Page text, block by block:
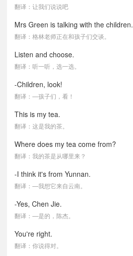
翻译：让我们说说吧
Mrs Green is talking with the children.
翻译：格林老师正在和孩子们交谈。
Listen and choose.
翻译：听一听，选一选。
-Children, look!
翻译：—孩子们，看！
This is my tea.
翻译：这是我的茶。
Where does my tea come from?
翻译：我的茶是从哪里来？
-I think it's from Yunnan.
翻译：—我想它来自云南。
-Yes, Chen Jie.
翻译：—是的，陈杰。
You're right.
翻译：你说得对。